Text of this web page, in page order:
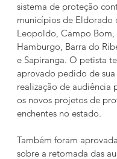
sistema de proteção
municípios de Eldorado
Leopoldo, Campo Bom,
Hamburgo, Barra do
e Sapiranga. O petista
aprovado pedido de
realização de audiência
os novos projetos de
enchentes no estado.
Também foram
sobre a retomada das